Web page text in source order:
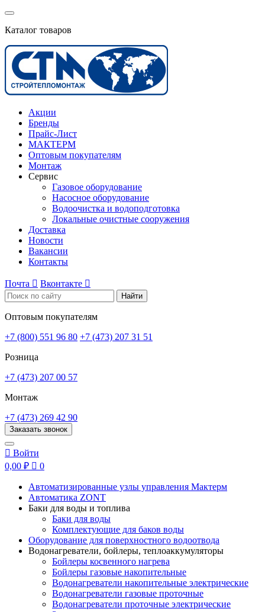
Каталог товаров
Акции
Бренды
Прайс-Лист
МАКТЕРМ
Оптовым покупателям
Монтаж
Сервис
Газовое оборудование
Насосное оборудование
Водоочистка и водоподготовка
Локальные очистные сооружения
Доставка
Новости
Вакансии
Контакты
Почта  Вконтакте 
Найти
Оптовым покупателям
+7 (800) 551 96 80 +7 (473) 207 31 51
Розница
+7 (473) 207 00 57
Монтаж
+7 (473) 269 42 90
Заказать звонок
 Войти
0,00 ₽  0
Автоматизированные узлы управления Мактерм
Автоматика ZONT
Баки для воды и топлива
Баки для воды
Комплектующие для баков воды
Оборудование для поверхностного водоотвода
Водонагреватели, бойлеры, теплоаккумуляторы
Бойлеры косвенного нагрева
Бойлеры газовые накопительные
Водонагреватели накопительные электрические
Водонагреватели газовые проточные
Водонагреватели проточные электрические